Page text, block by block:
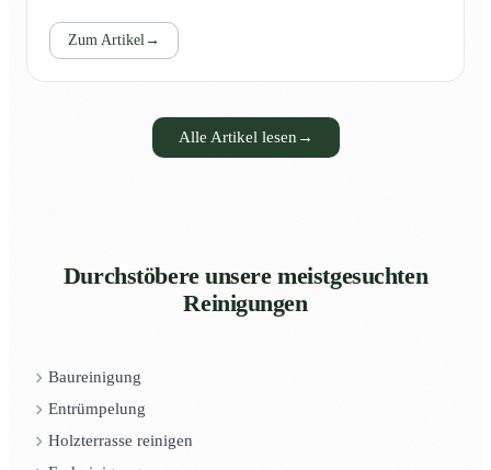
Zum Artikel→
Alle Artikel lesen →
Durchstöbere unsere meistgesuchten
Reinigungen
Baureinigung
Entrümpelung
Holzterrasse reinigen